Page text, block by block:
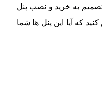
به خرید و نصب پنل
که آیا این پنل ها شما